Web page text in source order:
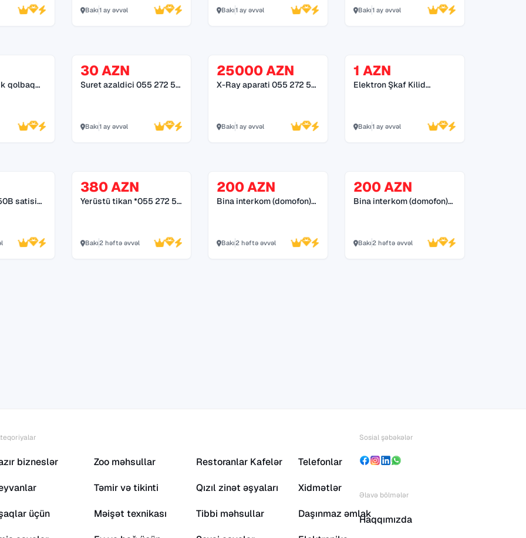
Bakı1 ay əvvəl Bakı1 ay əvvəl Bakı1 ay əvvəl
qolbaq
30 AZN
Suret azaldici 055 272 55
Bakı1 ay əvvəl
25000 AZN
X-Ray aparati 055 272 55
Bakı1 ay əvvəl
1 AZN
Elektron Şkaf Kilid
Bakı1 ay əvvəl
380 AZN
Yerüstü tikan *055 272 55
Bakı2 həftə əvvəl
200 AZN
Bina interkom (domofon)
Bakı2 həftə əvvəl
200 AZN
Bina interkom (domofon)
Bakı2 həftə əvvəl
bizneslər
üçün
Zoo məhsullar
Təmir və tikinti
Məişət texnikası
Restoranlar Kafelər
Qızıl zinət əşyaları
Tibbi məhsullar
Telefonlar
Xidmətlər
Daşınmaz əmlak
Sosial şəbəkələr
Əlavə bölmələr
Haqqımızda